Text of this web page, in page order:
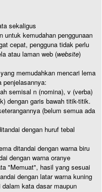
sekaligus
untuk kemudahan penggunaan
cepat, pengguna tidak perlu
atau laman web (website)
memudahkan mencari lema
penjelasannya:
semisal n (nomina), v (verba)
dengan garis bawah titik-titik.
(belum semua ada
dengan huruf tebal
ditandai dengan warna biru
dengan warna oranye
"Memuat", hasil yang sesuai
dengan latar warna kuning
kata dasar maupun